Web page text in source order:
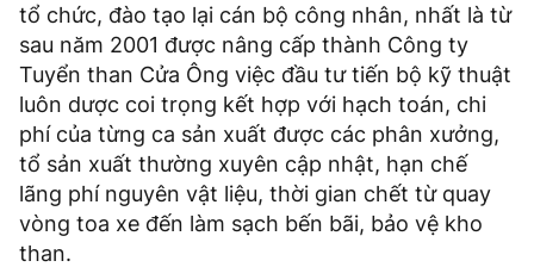
tổ chức, đào tạo lại cán bộ công nhân, nhất là từ
sau năm 2001 được nâng cấp thành Công ty
Tuyển than Cửa Ông việc đầu tư tiến bộ kỹ thuật
luôn dược coi trọng kết hợp với hạch toán, chi
phí của từng ca sản xuất được các phân xưởng,
tổ sản xuất thường xuyên cập nhật, hạn chế
lãng phí nguyên vật liệu, thời gian chết từ quay
vòng toa xe đến làm sạch bến bãi, bảo vệ kho
than.